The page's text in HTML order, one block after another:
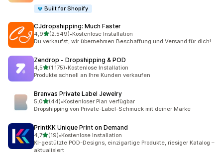
Built for Shopify
CJdropshipping: Much Faster
4,9von 5 Sternen
(2.549)
2549 Rezensionen insgesamt
•Kostenlose Installation
Du verkaufst, wir übernehmen Beschaffung und Versand für dich!
Zendrop ‑ Dropshipping & POD
4,5von 5 Sternen
(1.175)
1175 Rezensionen insgesamt
•Kostenlose Installation
Produkte schnell an Ihre Kunden verkaufen
Branvas Private Label Jewelry
5,0von 5 Sternen
(44)
44 Rezensionen insgesamt
•Kostenloser Plan verfügbar
Dropshipping von Private-Label-Schmuck mit deiner Marke
PrintKK Unique Print on Demand
4,7von 5 Sternen
(19)
19 Rezensionen insgesamt
•Kostenlose Installation
KI-gestützte POD-Designs, einzigartige Produkte, riesiger Katalog –
aktualisiert